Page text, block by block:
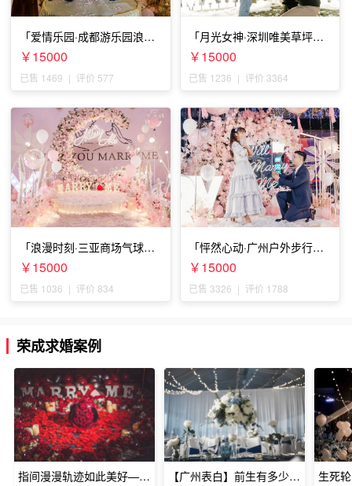
「爱情乐园·成都游乐园浪漫
求婚」
￥15000
已售 1469 | 评价 577
「月光女神·深圳唯美草坪浪
漫求婚」
￥15000
已售 1236 | 评价 3364
「浪漫时刻·三亚商场气球雨
惊喜求婚」
￥15000
已售 1036 | 评价 834
「怦然心动·广州户外步行街
求婚」
￥15000
已售 3326 | 评价 1788
荣成求婚案例
指间漫漫轨迹如此美好——深圳烈焰玫瑰生日惊喜 【广州表白】前生有多少未尽的缘7张